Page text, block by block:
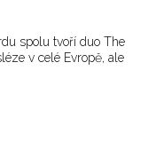
spolu tvoří duo The
v celé Evropě, ale